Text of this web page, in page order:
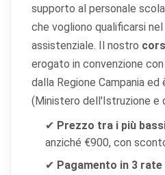
supporto al personale
che vogliono qualificarsi
assistenziale. Il nostro
erogato in convenzione
dalla Regione Campania
(Ministero dell'Istruzione e
✔ Prezzo tra i più
anziché €900, con
✔ Pagamento in 3 rate